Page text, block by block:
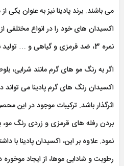
می باشند. برند پادینا نیز به عنوان یکی
نمره 3، ضد قرمزی و گیاهی و … تولید نموده است.
اگر به رنگ مو های گرم مانند شرابی،
اکسیدان رنگ های گرم پادینا می
اثرگذار باشد. ترکیبات موجود در این
بردن رفله های قرمزی و زردی رنگ
نمود. علاوه بر این، اکسیدان پادینا با
رطوبت و شادابی موها، از ایجاد